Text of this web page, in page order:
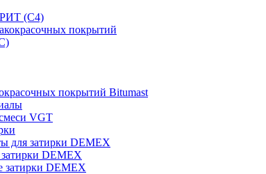
(С4)
покрытий
покрытий Bitumast
VGT
для затирки DEMEX
DEMEX
затирки DEMEX